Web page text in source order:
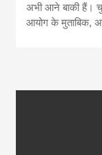
अभी आने बाकी हैं।
आयोग के मुताबिक,